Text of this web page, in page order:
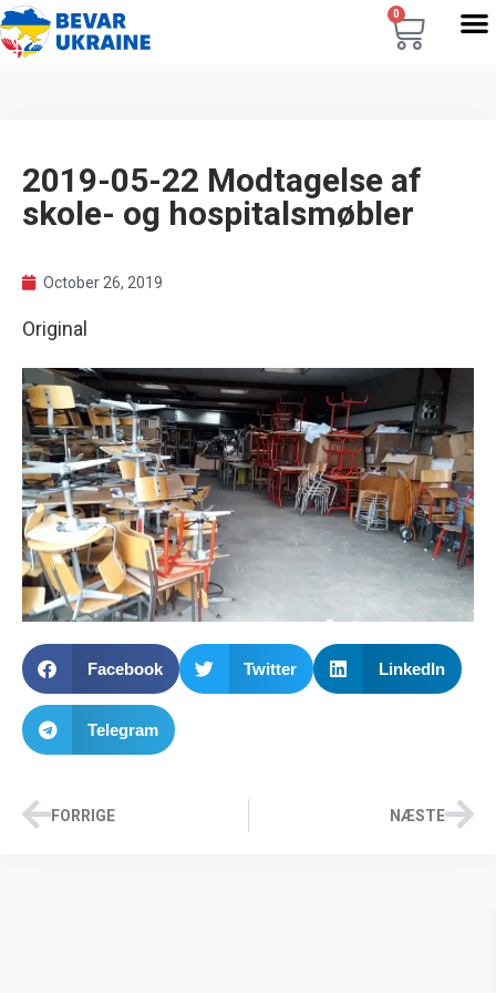
0
2019-05-22 Modtagelse af
skole- og hospitalsmøbler
October 26, 2019
Original
Facebook Twitter LinkedIn
Telegram
FORRIGE NÆSTE